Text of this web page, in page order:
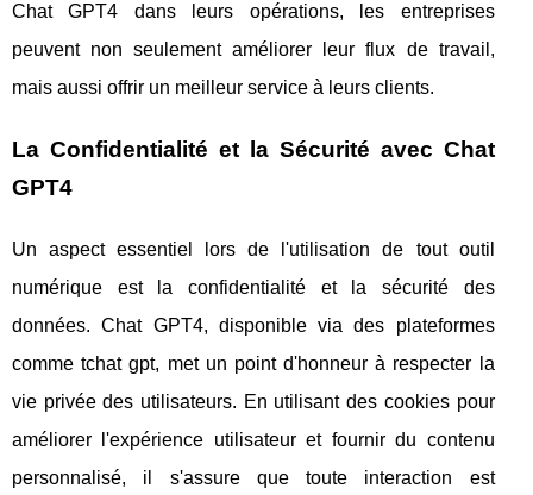
Chat GPT4 dans leurs opérations, les entreprises
peuvent non seulement améliorer leur flux de travail,
mais aussi offrir un meilleur service à leurs clients.
La Confidentialité et la Sécurité avec Chat
GPT4
Un aspect essentiel lors de l'utilisation de tout outil
numérique est la confidentialité et la sécurité des
données. Chat GPT4, disponible via des plateformes
comme tchat gpt, met un point d'honneur à respecter la
vie privée des utilisateurs. En utilisant des cookies pour
améliorer l'expérience utilisateur et fournir du contenu
personnalisé, il s'assure que toute interaction est